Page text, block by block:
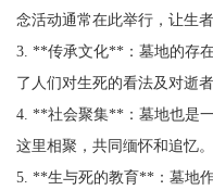
念活动通常在此举行，让生
3. **传承文化**：墓地的存
了人们对生死的看法及对逝者
4. **社会聚集**：墓地也是
这里相聚，共同缅怀和追忆。
5. **生与死的教育**：墓地